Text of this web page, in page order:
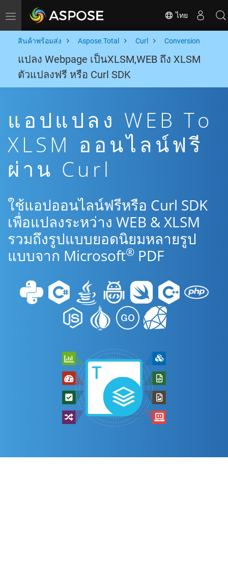
Toggle navigation ไทย
สินค้าพร้อมส่ง Aspose.Total Curl Conversion
แปลง Webpage เป็นXLSM,WEB ถึง XLSM
ตัวแปลงฟรี หรือ Curl SDK
แอปแปลง WEB To
XLSM ออนไลน์ฟรี
ผ่าน Curl
ใช้แอปออนไลน์ฟรีหรือ Curl SDK
เพื่อแปลงระหว่าง WEB & XLSM
รวมถึงรูปแบบยอดนิยมหลายรูป
แบบจาก Microsoft® PDF